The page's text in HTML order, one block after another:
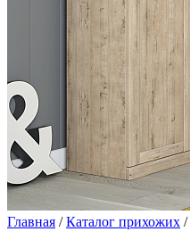
Главная /Каталог прихожих /